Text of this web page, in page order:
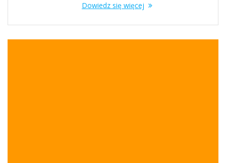
Dowiedz się więcej